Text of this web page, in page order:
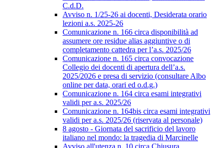
C.d.D.
Avviso n. 1/25-26 ai docenti, Desiderata orario
lezioni a.s. 2025-26
Comunicazione n. 166 circa disponibilità ad
assumere ore residue alias aggiuntive o di
completamento cattedra per l’a.s. 2025/26
Comunicazione n. 165 circa convocazione
Collegio dei docenti di apertura dell’a.s.
2025/2026 e presa di servizio (consultare Albo
online per data, orari ed o.d.g.)
Comunicazione n. 164 circa esami integrativi
validi per a.s. 2025/26
Comunicazione n. 164bis circa esami integrativi
validi per a.s. 2025/26 (riservata al personale)
8 agosto - Giornata del sacrificio del lavoro
italiano nel mondo: la tragedia di Marcinelle